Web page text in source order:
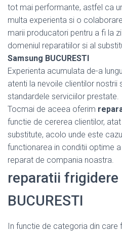
tot mai performante, astfel ca
multa experienta si o
marii producatori pentru a fi la
domeniul reparatiilor si al
Samsung BUCURESTI
Experienta acumulata de-a
atenti la nevoile clientilor nostrii
standardele serviciilor prestate.
Tocmai de aceea oferim
functie de cererea clientilor,
substitute, acolo unde este
functionarea in conditii optime
reparat de compania noastra.
reparatii frigidere
BUCURESTI
In functie de categoria din care